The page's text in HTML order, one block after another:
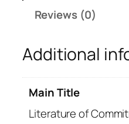
f
C
o
m
m
Reviews (0)
Additional
Main Title
Literature of